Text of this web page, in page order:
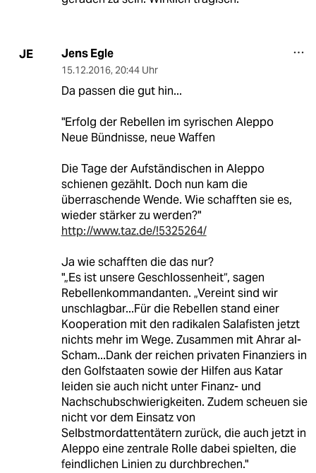
JE Jens Egle
15.12.2016, 20:44 Uhr
Da passen die gut hin...
"Erfolg der Rebellen im syrischen Aleppo
Neue Bündnisse, neue Waffen
Die Tage der Aufständischen in Aleppo
schienen gezählt. Doch nun kam die
überraschende Wende. Wie schafften sie es,
wieder stärker zu werden?"
http://www.taz.de/!5325264/
Ja wie schafften die das nur?
"„Es ist unsere Geschlossenheit“, sagen
Rebellenkommandanten. „Vereint sind wir
unschlagbar...Für die Rebellen stand einer
Kooperation mit den radikalen Salafisten jetzt
nichts mehr im Wege. Zusammen mit Ahrar al-
Scham...Dank der reichen privaten Finanziers in
den Golfstaaten sowie der Hilfen aus Katar
leiden sie auch nicht unter Finanz- und
Nachschubschwierigkeiten. Zudem scheuen sie
nicht vor dem Einsatz von
Selbstmordattentätern zurück, die auch jetzt in
Aleppo eine zentrale Rolle dabei spielten, die
feindlichen Linien zu durchbrechen."